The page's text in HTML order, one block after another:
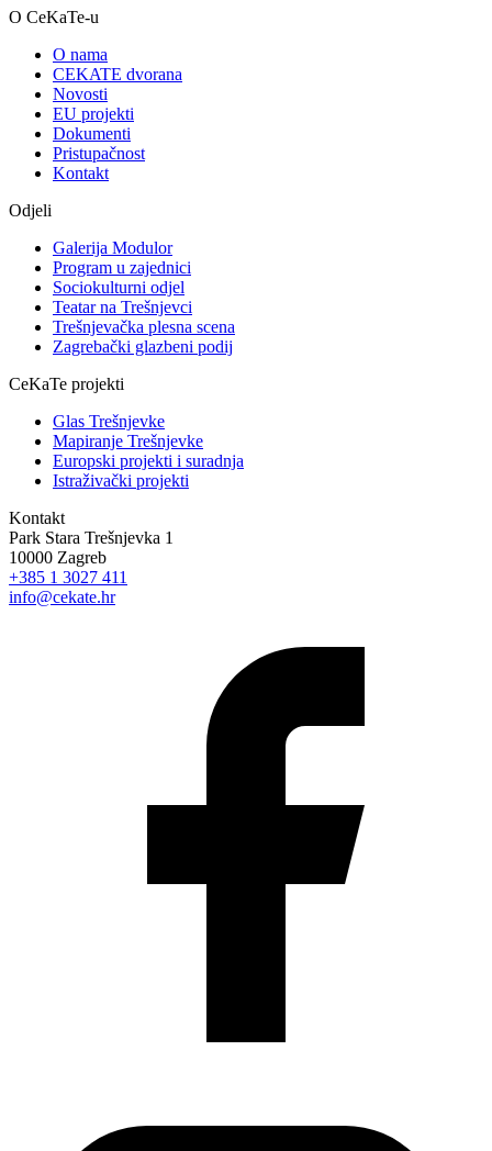
O CeKaTe-u
O nama
CEKATE dvorana
Novosti
EU projekti
Dokumenti
Pristupačnost
Kontakt
Odjeli
Galerija Modulor
Program u zajednici
Sociokulturni odjel
Teatar na Trešnjevci
Trešnjevačka plesna scena
Zagrebački glazbeni podij
CeKaTe projekti
Glas Trešnjevke
Mapiranje Trešnjevke
Europski projekti i suradnja
Istraživački projekti
Kontakt
Park Stara Trešnjevka 1
10000 Zagreb
+385 1 3027 411
info@cekate.hr